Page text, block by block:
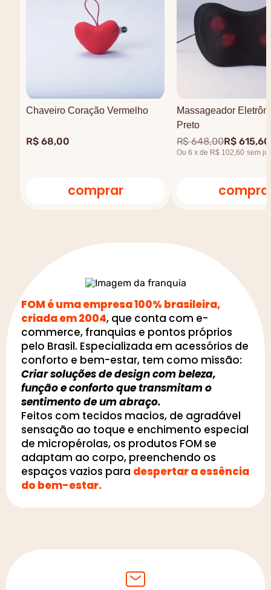
Chaveiro Coração Vermelho
R$ 68,00
comprar
Massageador
Preto
R$ 648,00R$ 615,60
Ou 6 x de R$ 102,60 sem
FOM é uma empresa 100% brasileira,
criada em 2004, que conta com e-
commerce, franquias e pontos próprios
pelo Brasil. Especializada em acessórios de
conforto e bem-estar, tem como missão:
Criar soluções de design com beleza,
função e conforto que transmitam o
sentimento de um abraço.
Feitos com tecidos macios, de agradável
sensação ao toque e enchimento especial
de micropérolas, os produtos FOM se
adaptam ao corpo, preenchendo os
espaços vazios para despertar a essência
do bem-estar.